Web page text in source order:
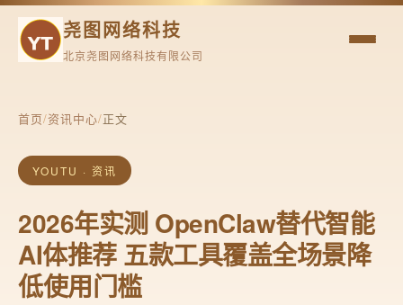
尧图网络科技
北京尧图网络科技有限公司
首页/资讯中心/正文
YOUTU · 资讯
2026年实测 OpenClaw替代智能
AI体推荐 五款工具覆盖全场景降
低使用门槛